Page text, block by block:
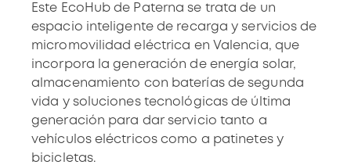
Este EcoHub de Paterna se trata de un
espacio inteligente de recarga y servicios de
micromovilidad eléctrica en Valencia, que
incorpora la generación de energía solar,
almacenamiento con baterías de segunda
vida y soluciones tecnológicas de última
generación para dar servicio tanto a
vehículos eléctricos como a patinetes y
bicicletas.